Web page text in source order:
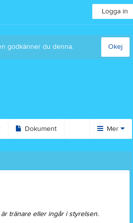
Logga in
godkänner du denna. Okej
Dokument Mer
tränare eller ingår i styrelsen.